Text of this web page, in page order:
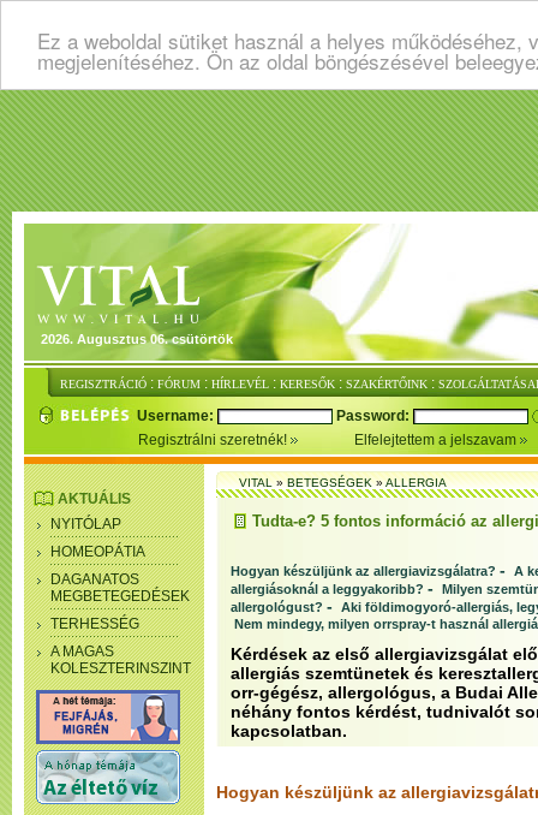
Ez a weboldal sütiket használ a helyes
megjelenítéséhez. Ön az oldal böngészésével
2026. Augusztus 06. csütörtök
REGISZTRÁCIÓ : FÓRUM : HÍRLEVÉL : KERESŐK : SZAKÉRTŐINK :
Username:
Password:
Regisztrálni szeretnék!
Elfelejtettem a jelszavam
AKTUÁLIS
NYITÓLAP
HOMEOPÁTIA
DAGANATOS
MEGBETEGEDÉSEK
TERHESSÉG
A MAGAS
KOLESZTERINSZINT
VITAL»BETEGSÉGEK»ALLERGIA
Tudta-e? 5 fontos információ az
Hogyan készüljünk az allergiavizsgálatra? - A
allergiásoknál a leggyakoribb? - Milyen
allergológust? - Aki földimogyoró-allergiás,
Nem mindegy, milyen orrspray-t használ
Kérdések az első allergiavizsgálat
allergiás szemtünetek és
orr-gégész, allergológus, a Budai
néhány fontos kérdést, tudnivalót
kapcsolatban.
Hogyan készüljünk az